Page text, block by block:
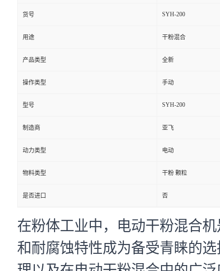
货号 SYH-200
用途 干粉混合
产品类型 全新
操作类型 手动
型号 SYH-200
制造商 亚飞
动力类型 电动
物料类型 干粉 颗粒
是否进口 否
在粉体工业中，电动干粉混合
和耐腐蚀特性成为备受青睐的